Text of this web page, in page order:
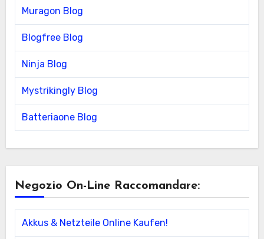
Muragon Blog
Blogfree Blog
Ninja Blog
Mystrikingly Blog
Batteriaone Blog
Negozio On-Line Raccomandare:
Akkus & Netzteile Online Kaufen!